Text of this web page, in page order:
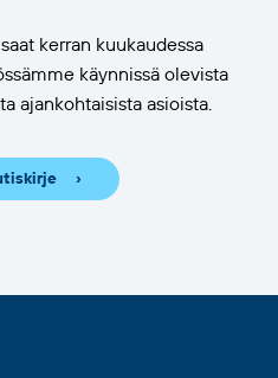
kerran kuukaudessa
käynnissä olevista
ajankohtaisista asioista.